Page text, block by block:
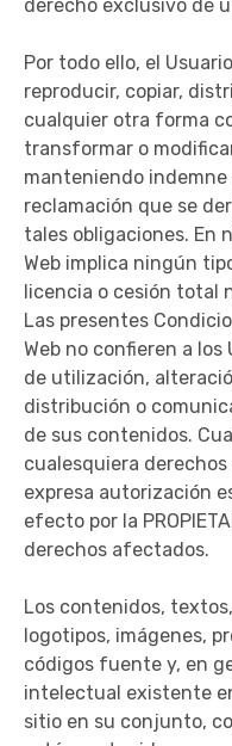
derecho exclusivo de
Por todo ello, el
reproducir, copiar,
cualquier otra forma
transformar o
manteniendo indemne
reclamación que se
tales obligaciones. En
Web implica ningún
licencia o cesión total
Las presentes
Web no confieren a
de utilización,
distribución o
de sus contenidos.
cualesquiera
expresa autorización
efecto por la
derechos afectados.
Los contenidos,
logotipos, imágenes,
códigos fuente y, en
intelectual existente
sitio en su conjunto,